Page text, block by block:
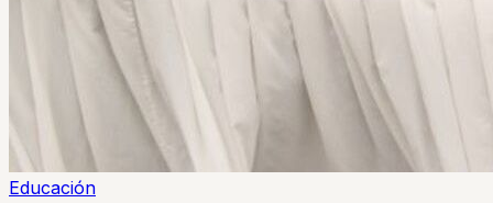
Educación